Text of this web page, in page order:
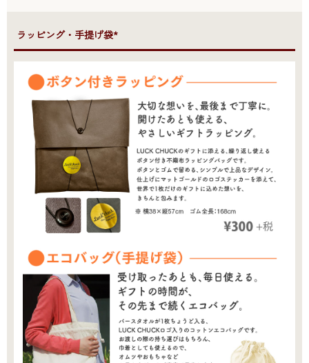
●ラッピング・手提げ袋*